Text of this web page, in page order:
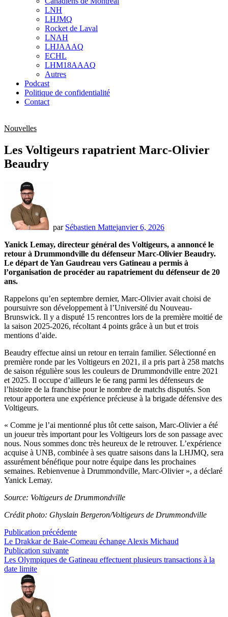
sub
menu
LNH
LHJMQ
Rocket de Laval
LNAH
LHJAAAQ
ECHL
LHM18AAAQ
Autres
Podcast
Politique de confidentialité
Contact
Nouvelles
Les Voltigeurs rapatrient Marc-Olivier
Beaudry
par Sébastien Mattejanvier 6, 2026
Yanick Lemay, directeur général des Voltigeurs, a annoncé le
retour à Drummondville du défenseur Marc-Olivier Beaudry.
Le départ de Yan Gaudreau vers Gatineau a permis à
l’organisation de procéder au rapatriement du défenseur de 20
ans.
Rappelons qu’en septembre dernier, Marc-Olivier avait choisi de
poursuivre son développement à l’Université du Nouveau-
Brunswick. Il y a disputé 15 rencontres lors de la première moitié de
la saison 2025-2026, récoltant 4 points grâce à un but et trois
mentions d’aide.
Beaudry effectue ainsi un retour en terrain familier. Sélectionné en
première ronde par les Voltigeurs en 2021, il a pris part à 258 matchs
de saison régulière sous les couleurs de Drummondville entre 2021
et 2025. Il occupe d’ailleurs le 6e rang parmi les défenseurs de
l’histoire de la franchise pour le nombre de matchs disputés. Son
retour apportera une expérience précieuse à la brigade défensive des
Voltigeurs.
« Comme je l’ai mentionné plus tôt cette saison, Marc-Olivier a été
un joueur très important pour les Voltigeurs lors de son passage avec
nous. Nous sommes donc très heureux de le retrouver. L’expérience
acquise à UNB, combinée à ses quatre saisons dans la LHJMQ, sera
assurément bénéfique pour notre équipe dans les prochaines
semaines. Rebienvenue à Drummondville, Marc-Olivier », a déclaré
Yanick Lemay.
Source: Voltigeurs de Drummondville
Crédit photo: Ghyslain Bergeron/Voltigeurs de Drummondville
Navigation
de
l’article
Publication précédentePublication
précédente :
Le Drakkar de Baie-Comeau échange Alexis Michaud
Publication suivantePublication
suivante :
Les Olympiques de Gatineau effectuent plusieurs transactions à la
date limite